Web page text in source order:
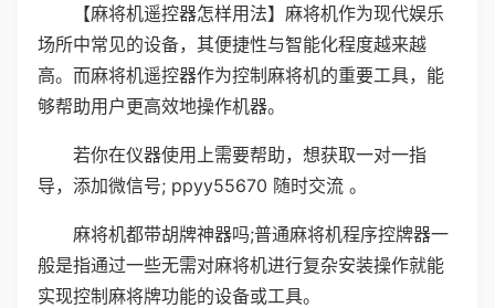
【麻将机遥控器怎样用法】麻将机作为现代娱乐
场所中常见的设备，其便捷性与智能化程度越来越
高。而麻将机遥控器作为控制麻将机的重要工具，能
够帮助用户更高效地操作机器。
若你在仪器使用上需要帮助，想获取一对一指
导，添加微信号; ppyy55670 随时交流 。
麻将机都带胡牌神器吗;普通麻将机程序控牌器一
般是指通过一些无需对麻将机进行复杂安装操作就能
实现控制麻将牌功能的设备或工具。